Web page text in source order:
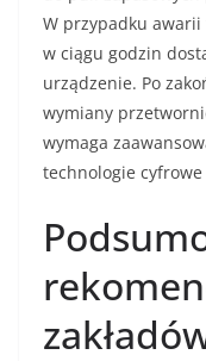
W przypadku awarii
w ciągu godzin
urządzenie. Po
wymiany
wymaga
technologie